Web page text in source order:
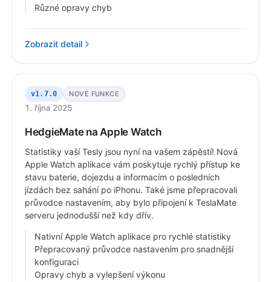
Různé opravy chyb
Zobrazit detail
v1.7.0 NOVÉ FUNKCE
1. října 2025
HedgieMate na Apple Watch
Statistiky vaší Tesly jsou nyní na vašem zápěstí! Nová
Apple Watch aplikace vám poskytuje rychlý přístup ke
stavu baterie, dojezdu a informacím o posledních
jízdách bez sahání po iPhonu. Také jsme přepracovali
průvodce nastavením, aby bylo připojení k TeslaMate
serveru jednodušší než kdy dřív.
Nativní Apple Watch aplikace pro rychlé statistiky
Přepracovaný průvodce nastavením pro snadnější
konfiguraci
Opravy chyb a vylepšení výkonu